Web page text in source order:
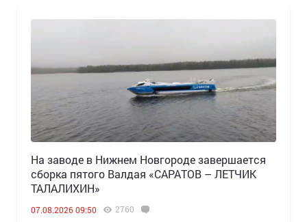
Н️а заводе в Нижнем Новгороде завершается
сборка пятого Валдая «САРАТОВ – ЛЕТЧИК
ТАЛАЛИХИН»
07.08.2026 09:50 2760